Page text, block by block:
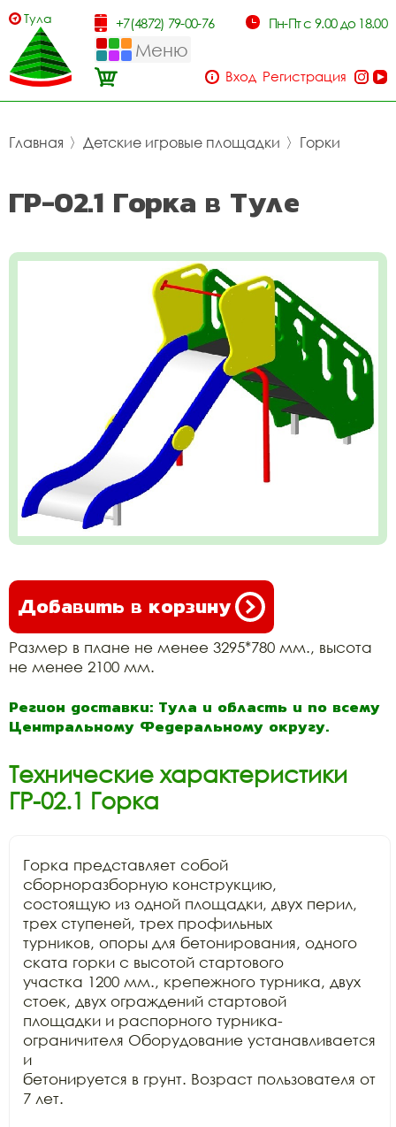
Тула +7(4872) 79-00-76 Пн-Пт с 9.00 до 18.00
Меню
Вход Регистрация
Главная 〉 Детские игровые площадки 〉 Горки
ГР-02.1 Горка в Туле
Добавить в корзину
Размер в плане не менее 3295*780 мм., высота
не менее 2100 мм.
Регион доставки: Тула и область и по всему
Центральному Федеральному округу.
Технические характеристики
ГР-02.1 Горка
Горка представляет собой
сборноразборную конструкцию,
состоящую из одной площадки, двух перил,
трех ступеней, трех профильных
турников, опоры для бетонирования, одного
ската горки с высотой стартового
участка 1200 мм., крепежного турника, двух
стоек, двух ограждений стартовой
площадки и распорного турника-
ограничителя Оборудование устанавливается
и
бетонируется в грунт. Возраст пользователя от
7 лет.